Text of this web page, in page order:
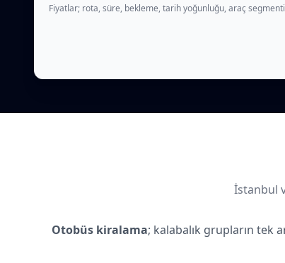
Fiyatlar; rota, süre, bekleme, tarih yoğunluğu, araç
İstanbul
Otobüs kiralama; kalabalık grupların tek